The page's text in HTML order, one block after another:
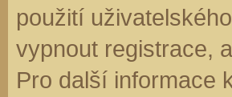
použití
vypnout registrace,
Pro další informace